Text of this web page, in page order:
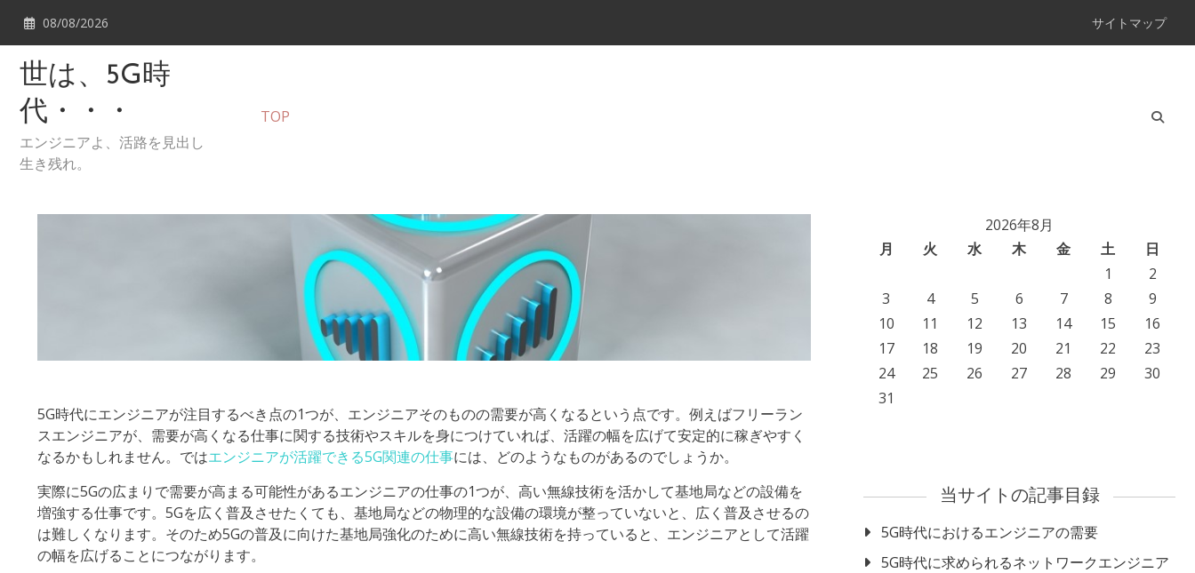
08/08/2026 サイトマップ
世は、5G時
代・・・
エンジニアよ、活路を見出し
生き残れ。
TOP
5G時代にエンジニアが注目するべき点の1つが、エンジニアそのものの需要が高くなるという点です。例えばフリーラン
スエンジニアが、需要が高くなる仕事に関する技術やスキルを身につけていれば、活躍の幅を広げて安定的に稼ぎやすく
なるかもしれません。ではエンジニアが活躍できる5G関連の仕事には、どのようなものがあるのでしょうか。
実際に5Gの広まりで需要が高まる可能性があるエンジニアの仕事の1つが、高い無線技術を活かして基地局などの設備を
増強する仕事です。5Gを広く普及させたくても、基地局などの物理的な設備の環境が整っていないと、広く普及させるの
は難しくなります。そのため5Gの普及に向けた基地局強化のために高い無線技術を持っていると、エンジニアとして活躍
の幅を広げることにつながります。
2026年8月
月
火 水 木 金 土
日
1
2
3
4 5 6 7 8
9
10
11 12 13 14 15
16
17
18 19 20 21 22
23
24
25 26 27 28 29
30
31
当サイトの記事目録
5G時代におけるエンジニアの需要
5G時代に求められるネットワークエンジニア